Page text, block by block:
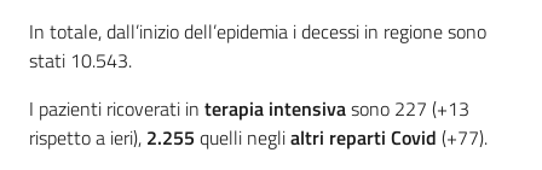
In totale, dall’inizio dell’epidemia i decessi in regione sono
stati 10.543.
I pazienti ricoverati in terapia intensivasono 227 (+13
rispetto a ieri), 2.255 quelli neglialtri reparti Covid (+77).